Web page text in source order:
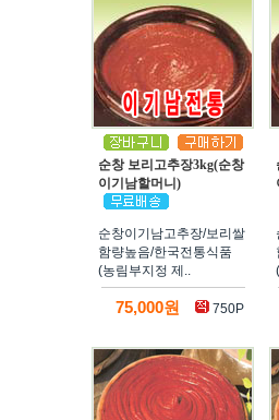
순창 보리고추장3kg(순창
이기남할머니)
순창이기남고추장/보리쌀
함량높음/한국전통식품
(농림부지정 제..
75,000원 750P